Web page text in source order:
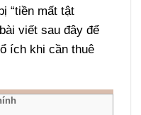
“tiền mất tật
viết sau đây để
ích khi cần thuê